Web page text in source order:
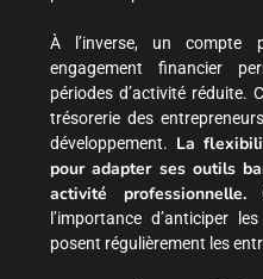
À l’inverse, un compte
engagement financier
périodes d’activité réduite.
trésorerie des
développement. La
pour adapter ses outils
activité professionnelle.
l’importance d’anticiper
posent régulièrement les